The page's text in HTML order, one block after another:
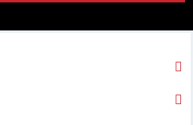
racchetta da
può essere difficile
a questa attività sportiva, le